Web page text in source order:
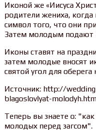
Иконой же «Иисуса
родители жениха,
символ того, что они
Затем молодым подают
Иконы ставят на
затем молодые вносят
святой угол для оберега
Источник: http://
blagoslovlyat-
Теперь вы знаете о:
молодых перед загсом".